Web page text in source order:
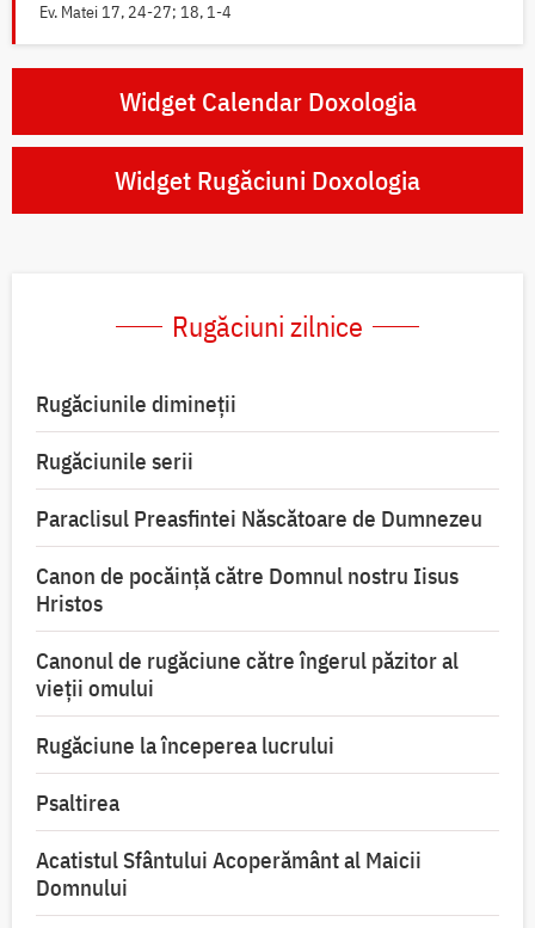
Ev. Matei 17, 24-27; 18, 1-4
Widget Calendar Doxologia
Widget Rugăciuni Doxologia
Rugăciuni zilnice
Rugăciunile dimineții
Rugăciunile serii
Paraclisul Preasfintei Născătoare de Dumnezeu
Canon de pocăință către Domnul nostru Iisus
Hristos
Canonul de rugăciune către îngerul păzitor al
vieții omului
Rugăciune la începerea lucrului
Psaltirea
Acatistul Sfântului Acoperământ al Maicii
Domnului